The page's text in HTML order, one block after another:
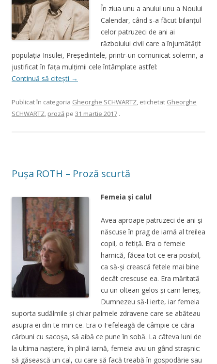
În ziua unu a anului unu a Noului
Calendar, când s-a făcut bilanţul
celor patruzeci de ani ai
războiului civil care a înjumătăţit
populaţia Insulei, Preşedintele, printr-un comunicat solemn, a
justificat în faţa mulţimii cele întâmplate astfel:
Continuă să citești →
Publicat în categoria Gheorghe SCHWARTZ, etichetat Gheorghe
SCHWARTZ, proză pe 31 martie 2017 .
Pușa ROTH – Proză scurtă
Femeia și calul
Avea aproape patruzeci de ani şi
născuse în prag de iarnă al treilea
copil, o fetiţă. Era o femeie
harnică, făcea tot ce era posibil,
ca să-şi crească fetele mai bine
decât crescuse ea. Era măritată
cu un oltean gelos şi cam leneş,
Dumnezeu să-l ierte, iar femeia
suporta sudălmile şi chiar palmele zdravene care se abăteau
asupra ei din te miri ce. Era o Fefeleagă de câmpie ce căra
cărbuni cu sacoşa, să aibă ce pune în sobă. La câteva luni de
la ultima naştere, în plină iarnă, femeia avu un gând straşnic:
să găsească un cal, cu care să facă treabă în gospodărie sau